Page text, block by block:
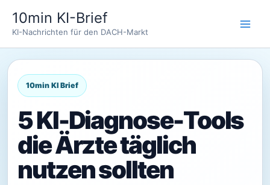
Inhalt
springen
10min KI-Brief
KI-Nachrichten für den DACH-Markt
5 KI-Diagnose-Tools
die Ärzte täglich
nutzen sollten